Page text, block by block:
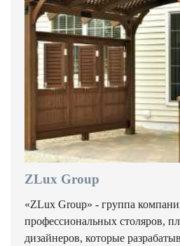
ZLux Group
«ZLux Group» - группа
профессиональных столяров,
дизайнеров, которые